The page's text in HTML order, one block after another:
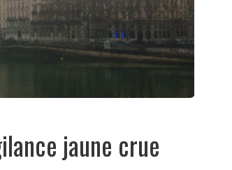
jaune crue